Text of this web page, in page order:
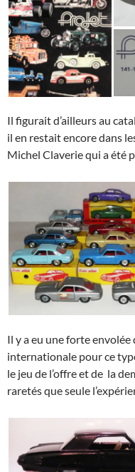
Il figurait d’ailleurs au
il en restait encore dans
Michel Claverie qui a été
Il y a eu une forte
internationale pour ce
le jeu de l’offre et de la
raretés que seule